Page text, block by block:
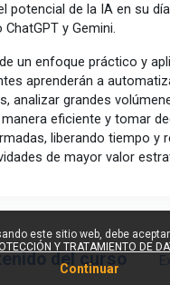
potencial de la IA en su
ChatGPT y Gemini.
un enfoque práctico y
aprenderán a
analizar grandes
eficiente y tomar
liberando tiempo y
de mayor valor
del curso
este sitio web, debe
Y TRATAMIENTO DE
Continuar